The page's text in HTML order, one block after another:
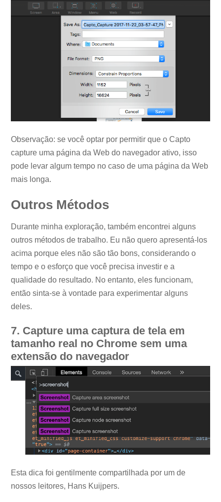
Observação: se você optar por permitir que o Capto
capture uma página da Web do navegador ativo, isso
pode levar algum tempo no caso de uma página da Web
mais longa.
Outros Métodos
Durante minha exploração, também encontrei alguns
outros métodos de trabalho. Eu não quero apresentá-los
acima porque eles não são tão bons, considerando o
tempo e o esforço que você precisa investir e a
qualidade do resultado. No entanto, eles funcionam,
então sinta-se à vontade para experimentar alguns
deles.
7. Capture uma captura de tela em
tamanho real no Chrome sem uma
extensão do navegador
Esta dica foi gentilmente compartilhada por um de
nossos leitores, Hans Kuijpers.